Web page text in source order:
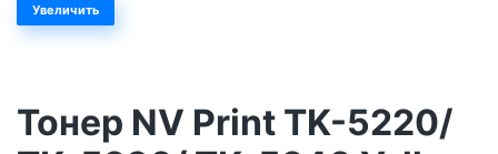
Увеличить
Тонер NV Print TK-5220/